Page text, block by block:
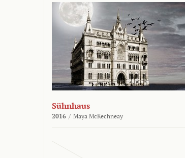
Sühnhaus
2016 / Maya McKechneay